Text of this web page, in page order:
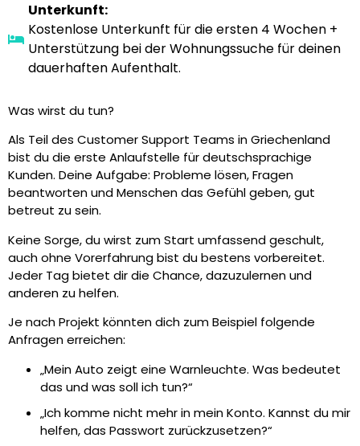
Unterkunft:
Kostenlose Unterkunft für die ersten 4 Wochen +
Unterstützung bei der Wohnungssuche für deinen
dauerhaften Aufenthalt.
Was wirst du tun?
Als Teil des Customer Support Teams in Griechenland
bist du die erste Anlaufstelle für deutschsprachige
Kunden. Deine Aufgabe: Probleme lösen, Fragen
beantworten und Menschen das Gefühl geben, gut
betreut zu sein.
Keine Sorge, du wirst zum Start umfassend geschult,
auch ohne Vorerfahrung bist du bestens vorbereitet.
Jeder Tag bietet dir die Chance, dazuzulernen und
anderen zu helfen.
Je nach Projekt könnten dich zum Beispiel folgende
Anfragen erreichen:
„Mein Auto zeigt eine Warnleuchte. Was bedeutet
das und was soll ich tun?“
„Ich komme nicht mehr in mein Konto. Kannst du mir
helfen, das Passwort zurückzusetzen?“